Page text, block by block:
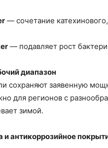
— сочетание
— подавляет рост
диапазон
сохраняют заявенную
для регионов с
зимой.
и антикоррозийное